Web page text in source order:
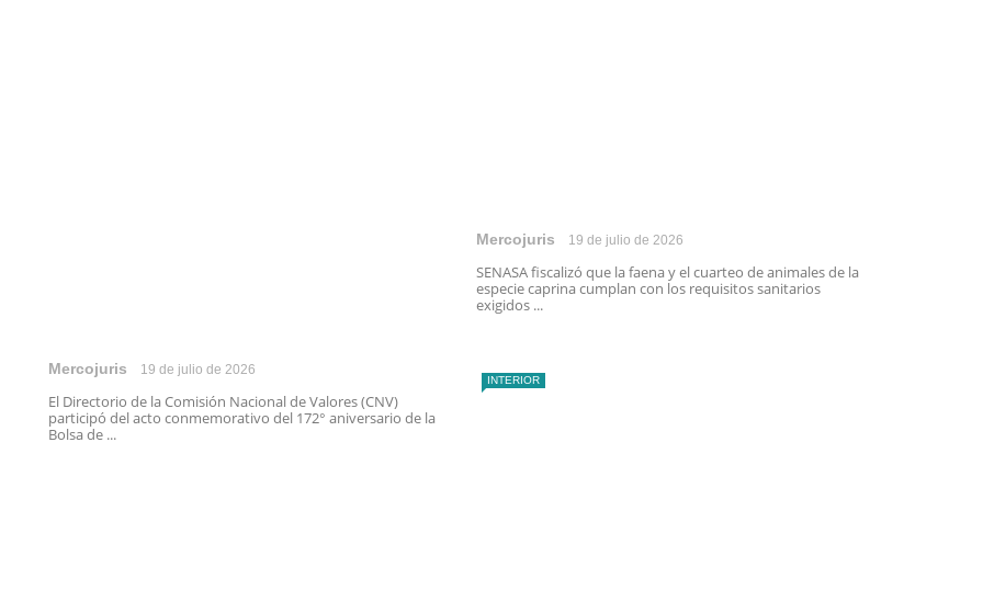
Mercojuris 19 de julio de 2026
El Directorio de la Comisión Nacional de Valores (CNV)
participó del acto conmemorativo del 172° aniversario de la
Bolsa de ...
Mercojuris 19 de julio de 2026
SENASA fiscalizó que la faena y el cuarteo de animales de la
especie caprina cumplan con los requisitos sanitarios
exigidos ...
INTERIOR